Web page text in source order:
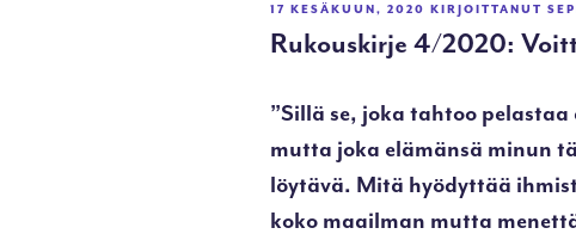
JULKAISTU
17 KESÄKUUN, 2020 KIRJOITTANUT
Rukouskirje 4/2020:
”Sillä se, joka tahtoo
mutta joka elämänsä minun
löytävä. Mitä hyödyttää
koko maailman mutta